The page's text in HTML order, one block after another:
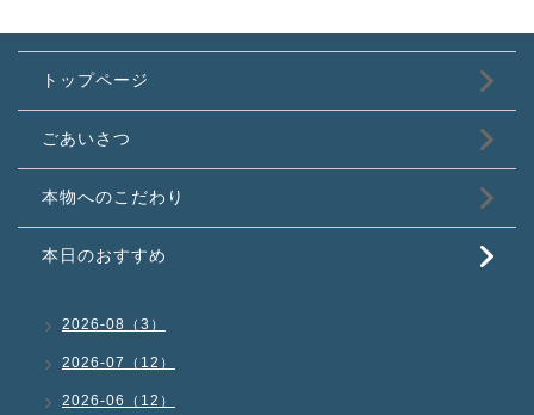
トップページ
ごあいさつ
本物へのこだわり
本日のおすすめ
2026-08（3）
2026-07（12）
2026-06（12）